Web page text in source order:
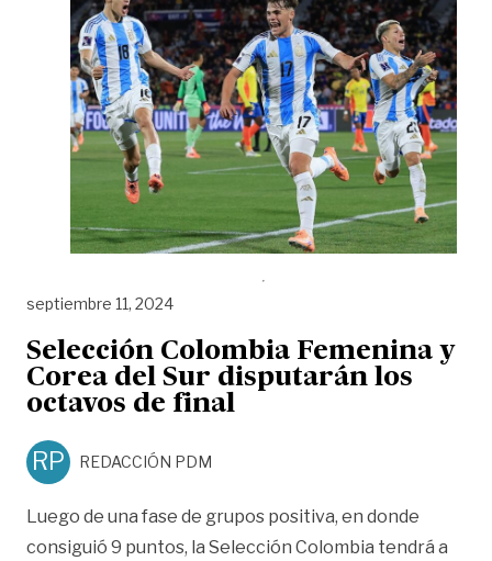
septiembre 11, 2024
Selección Colombia Femenina y
Corea del Sur disputarán los
octavos de final
RP REDACCIÓN PDM
Luego de una fase de grupos positiva, en donde
consiguió 9 puntos, la Selección Colombia tendrá a